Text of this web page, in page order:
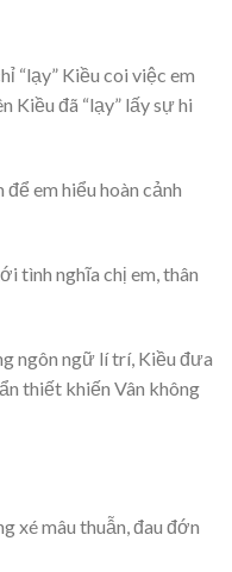
“lạy” Kiều coi việc em
Kiều đã “lạy” lấy sự hi
em hiểu hoàn cảnh
tình nghĩa chị em, thân
ngôn ngữ lí trí, Kiều đưa
thiết khiến Vân không
xé mâu thuẫn, đau đớn